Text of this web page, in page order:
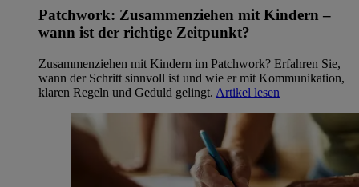
Patchwork: Zusammenziehen mit Kindern –
wann ist der richtige Zeitpunkt?
Zusammenziehen mit Kindern im Patchwork? Erfahren Sie,
wann der Schritt sinnvoll ist und wie er mit Kommunikation,
klaren Regeln und Geduld gelingt. Artikel lesen